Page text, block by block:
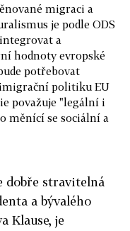
migraci a
je podle ODS
a
hodnoty evropské
potřebovat
politiku EU
považuje "legální i
měnící se sociální a
dobře stravitelná
a bývalého
Klause, je